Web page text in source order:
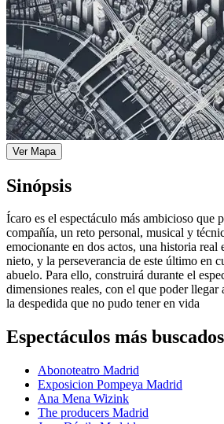
Ver Mapa
Sinópsis
Ícaro es el espectáculo más ambicioso que
compañía, un reto personal, musical y
emocionante en dos actos, una historia real
nieto, y la perseverancia de este último en
abuelo. Para ello, construirá durante el
dimensiones reales, con el que poder
la despedida que no pudo tener en vida
Espectáculos más
Abonoteatro Madrid
Exposicion Pompeya Madrid
Ana Mena Wizink
The producers Madrid